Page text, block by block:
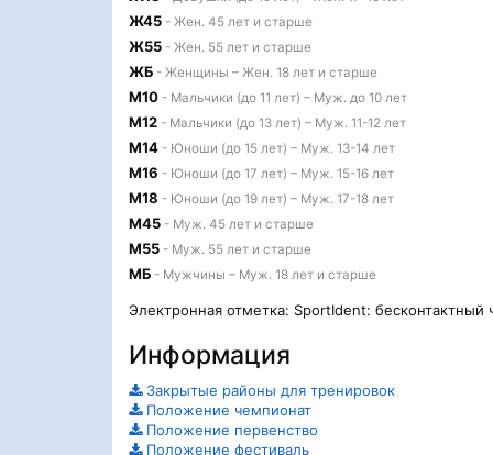
Ж45 - Жен. 45 лет и старше
Ж55 - Жен. 55 лет и старше
ЖБ - Женщины – Жен. 18 лет и старше
М10 - Мальчики (до 11 лет) – Муж. до 10 лет
М12 - Мальчики (до 13 лет) – Муж. 11-12 лет
М14 - Юноши (до 15 лет) – Муж. 13-14 лет
М16 - Юноши (до 17 лет) – Муж. 15-16 лет
М18 - Юноши (до 19 лет) – Муж. 17-18 лет
М45 - Муж. 45 лет и старше
М55 - Муж. 55 лет и старше
МБ - Мужчины – Муж. 18 лет и старше
Электронная отметка: SportIdent: бесконтактный
Информация
Закрытые районы для тренировок
Положение чемпионат
Положение первенство
Положение фестиваль